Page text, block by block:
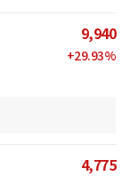
9,940
+29.93%
4,775